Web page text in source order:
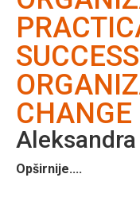
CHANGE
Opširnije....